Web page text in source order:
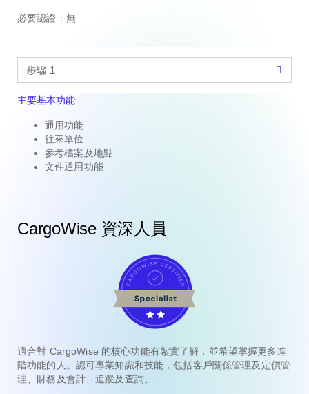
必要認證： 無
主要基本功能
通用功能
往來單位
參考檔案及地點
文件通用功能
CargoWise 資深人員
適合對 CargoWise 的核心功能有紮實了解，並希望掌握更多進
階功能的人。認可專業知識和技能，包括客戶關係管理及定價管
理、財務及會計、追蹤及查詢。